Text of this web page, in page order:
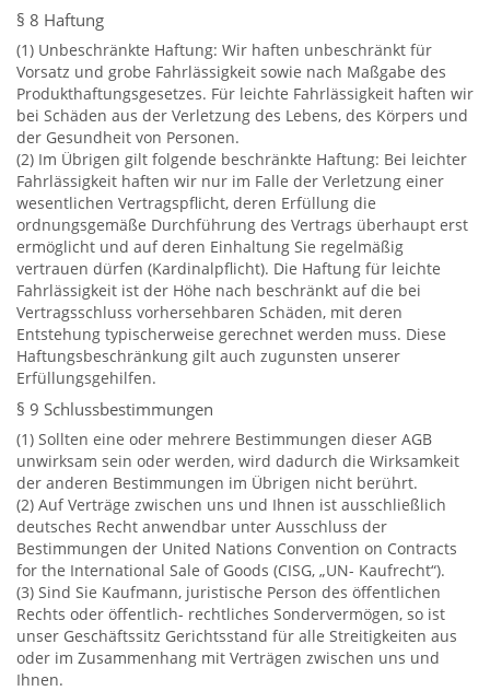
§ 8 Haftung
(1) Unbeschränkte Haftung: Wir haften unbeschränkt für
Vorsatz und grobe Fahrlässigkeit sowie nach Maßgabe des
Produkthaftungsgesetzes. Für leichte Fahrlässigkeit haften wir
bei Schäden aus der Verletzung des Lebens, des Körpers und
der Gesundheit von Personen.
(2) Im Übrigen gilt folgende beschränkte Haftung: Bei leichter
Fahrlässigkeit haften wir nur im Falle der Verletzung einer
wesentlichen Vertragspflicht, deren Erfüllung die
ordnungsgemäße Durchführung des Vertrags überhaupt erst
ermöglicht und auf deren Einhaltung Sie regelmäßig
vertrauen dürfen (Kardinalpflicht). Die Haftung für leichte
Fahrlässigkeit ist der Höhe nach beschränkt auf die bei
Vertragsschluss vorhersehbaren Schäden, mit deren
Entstehung typischerweise gerechnet werden muss. Diese
Haftungsbeschränkung gilt auch zugunsten unserer
Erfüllungsgehilfen.
§ 9 Schlussbestimmungen
(1) Sollten eine oder mehrere Bestimmungen dieser AGB
unwirksam sein oder werden, wird dadurch die Wirksamkeit
der anderen Bestimmungen im Übrigen nicht berührt.
(2) Auf Verträge zwischen uns und Ihnen ist ausschließlich
deutsches Recht anwendbar unter Ausschluss der
Bestimmungen der United Nations Convention on Contracts
for the International Sale of Goods (CISG, „UN- Kaufrecht“).
(3) Sind Sie Kaufmann, juristische Person des öffentlichen
Rechts oder öffentlich- rechtliches Sondervermögen, so ist
unser Geschäftssitz Gerichtsstand für alle Streitigkeiten aus
oder im Zusammenhang mit Verträgen zwischen uns und
Ihnen.